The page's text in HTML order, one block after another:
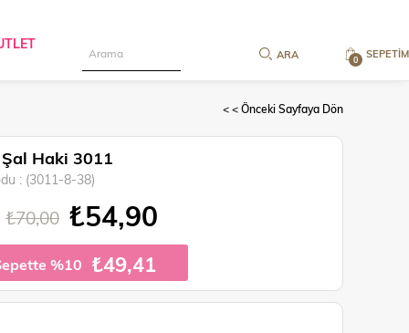
SEPETIM
0
< < Önceki Sayfaya Dön
Haki 3011
(3011-8-38)
₺70,00 ₺54,90
%10 ₺49,41